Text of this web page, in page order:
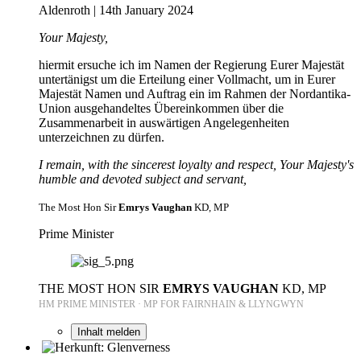
Aldenroth | 14th January 2024
Your Majesty,
hiermit ersuche ich im Namen der Regierung Eurer Majestät
untertänigst um die Erteilung einer Vollmacht, um in Eurer
Majestät Namen und Auftrag ein im Rahmen der Nordantika-
Union ausgehandeltes Übereinkommen über die
Zusammenarbeit in auswärtigen Angelegenheiten
unterzeichnen zu dürfen.
I remain, with the sincerest loyalty and respect, Your Majesty's
humble and devoted subject and servant,
The Most Hon SirEmrys Vaughan KD, MP
Prime Minister
THE MOST HON SIR EMRYS VAUGHAN KD, MP
HM PRIME MINISTER · MP FOR FAIRNHAIN & LLYNGWYN
Inhalt melden